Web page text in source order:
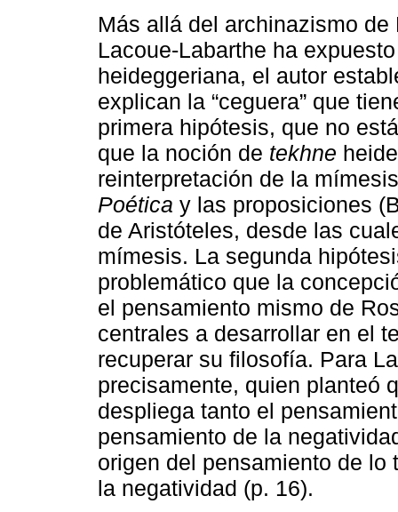
Más allá del archinazismo
Lacoue-Labarthe ha
heideggeriana, el autor
explican la “ceguera” que
primera hipótesis, que no
que la noción de tekhne
reinterpretación de la
Poética y las proposiciones
de Aristóteles, desde las
mímesis. La segunda
problemático que la
el pensamiento mismo de
centrales a desarrollar en el
recuperar su filosofía. Para
precisamente, quien planteó
despliega tanto el
pensamiento de la
origen del pensamiento de
la negatividad (p. 16).